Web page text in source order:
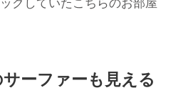
クしていたこちらのお部屋
ーファーも見える